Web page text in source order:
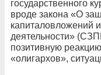
государственного
вроде закона «О
капиталовложений
деятельности»
позитивную
«олигархов»,